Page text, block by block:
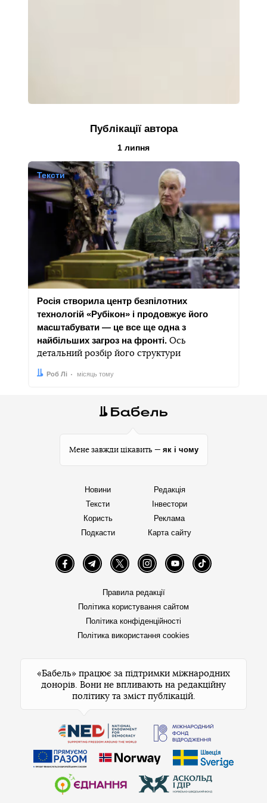
Публікації автора
Результати за
1 липня
Тексти
Росія створила центр безпілотних
технологій «Рубікон» і продовжує його
масштабувати — це все ще одна з
найбільших загроз на фронті. Ось
детальний розбір його структури
Автор:
Роб Лі
Дата: місяць тому
Мене завжди цікавить — як і чому
Новини
Тексти
Користь
Подкасти
Редакція
Інвестори
Реклама
Карта сайту
FacebookTelegramTwitter InstagramYouTube TikTok
Правила редакції
Політика користування сайтом
Політика конфіденційності
Політика використання cookies
«Бабель» працює за підтримки міжнародних
донорів. Вони не впливають на редакційну
політику та зміст публікацій.